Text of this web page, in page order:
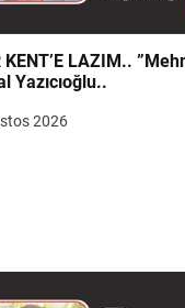
LAZIM.. ”Mehmet
Yazıcıoğlu..
2026